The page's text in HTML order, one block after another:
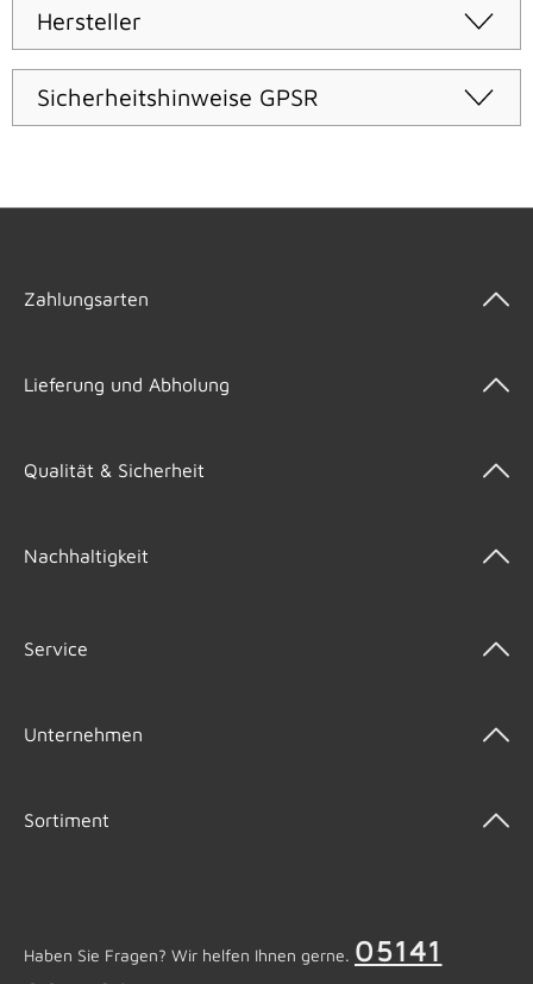
Hersteller
Sicherheitshinweise GPSR
Zahlungsarten
Lieferung und Abholung
Qualität & Sicherheit
Nachhaltigkeit
Service
Unternehmen
Sortiment
Haben Sie Fragen? Wir helfen Ihnen gerne. 05141